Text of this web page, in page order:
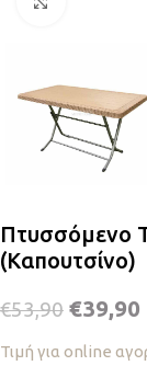
Πτυσσόμενο
(Καπουτσίνο)
€53,90 €39,90
Τιμή για online